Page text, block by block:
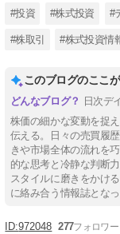
#投資 #株式投資 #
#株取引 #株式投資情
このブログのここ
日次デ
株価の細かな変動を捉
伝える。日々の売買履
きや市場全体の流れを
的な思考と冷静な判断
スタイルに磨きをかけ
に絡み合う情報誌となっ
972048 277